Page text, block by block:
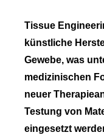
Tissue
künstliche
Gewebe, was
medizinischen
neuer
Testung von
eingesetzt